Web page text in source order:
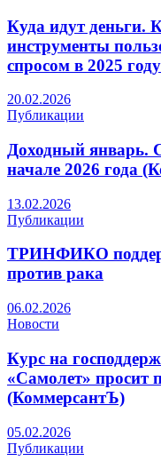
Куда идут деньги.
инструменты
спросом в 2025
20.02.2026
Публикации
Доходный
начале 2026 года
13.02.2026
Публикации
ТРИНФИКО
против рака
06.02.2026
Новости
Курс на
«Самолет» просит
(КоммерсантЪ)
05.02.2026
Публикации